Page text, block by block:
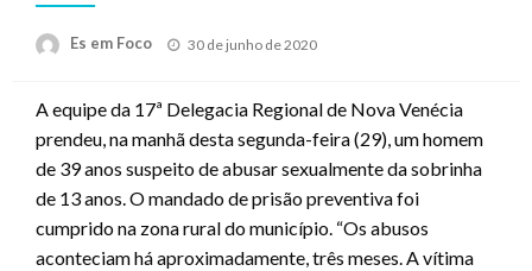
Es em Foco
Posted
30 de junho de 2020
A equipe da 17ª Delegacia Regional de Nova Venécia
prendeu, na manhã desta segunda-feira (29), um homem
de 39 anos suspeito de abusar sexualmente da sobrinha
de 13 anos. O mandado de prisão preventiva foi
cumprido na zona rural do município. “Os abusos
aconteciam há aproximadamente, três meses. A vítima